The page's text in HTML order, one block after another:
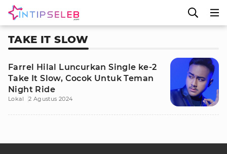
TAKE IT SLOW
Farrel Hilal Luncurkan Single ke-2
Take It Slow, Cocok Untuk Teman
Night Ride
Lokal 2 Agustus 2024